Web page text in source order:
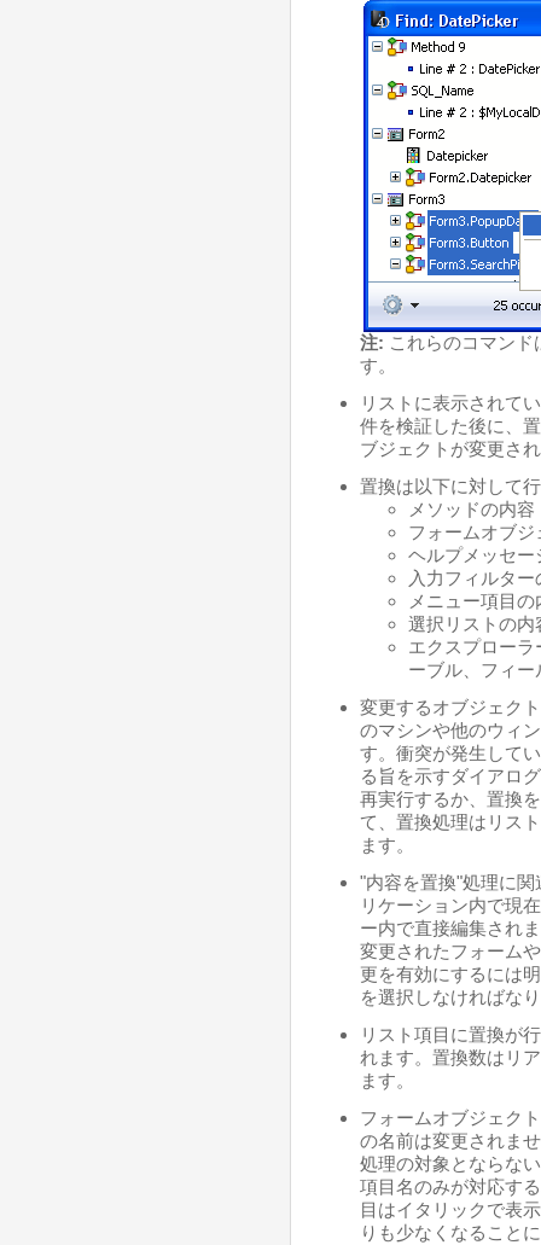
注: これらのコマンド
す。
リストに表示されて
件を検証した後に、
ブジェクトが変更さ
置換は以下に対して
メソッドの内容
フォームオブ
ヘルプメッセー
入力フィルター
メニュー項目
選択リストの内
エクスプロー
ーブル、フィ
変更するオブジェク
のマシンや他のウィ
す。衝突が発生して
る旨を示すダイアロ
再実行するか、置換
て、置換処理はリス
ます。
"内容を置換"処理に
リケーション内で現
ー内で直接編集され
変更されたフォーム
更を有効にするには
を選択しなければな
リスト項目に置換が
れます。置換数はリ
ます。
フォームオブジェク
の名前は変更されま
処理の対象とならな
項目名のみが対応す
目はイタリックで表
りも少なくなること